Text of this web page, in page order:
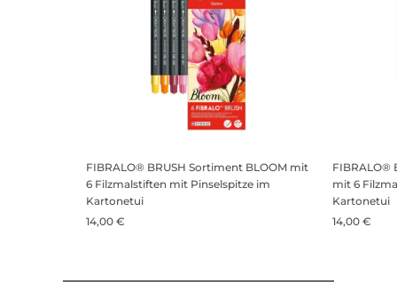
FIBRALO® BRUSH Sortiment BLOOM mit
6 Filzmalstiften mit Pinselspitze im
Kartonetui
14,00 €
FIBRALO®
mit 6
Kartonetui
14,00 €